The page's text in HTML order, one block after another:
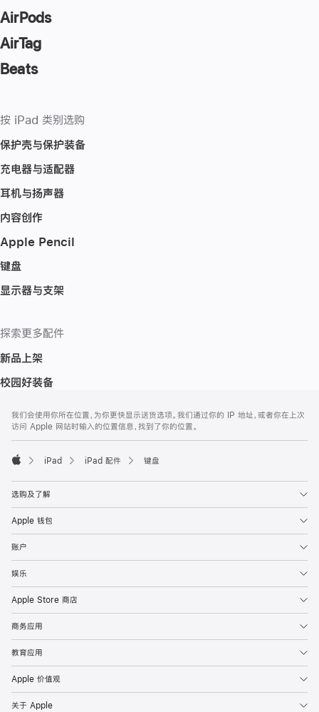
AirPods
AirTag
Beats
按 iPad 类别选购
保护壳与保护装备
充电器与适配器
耳机与扬声器
内容创作
Apple Pencil
键盘
显示器与支架
探索更多配件
新品上架
校园好装备
页
页
脚
注
我们会使用你所在位置，为你更快显示送货选项。我们通过你的 IP 地址，或者你在上次
访问 Apple 网站时输入的位置信息，找到了你的位置。
iPad iPad 配件 键盘
选购及了解
Apple 钱包
账户
娱乐
Apple Store 商店
商务应用
教育应用
Apple 价值观
关于 Apple